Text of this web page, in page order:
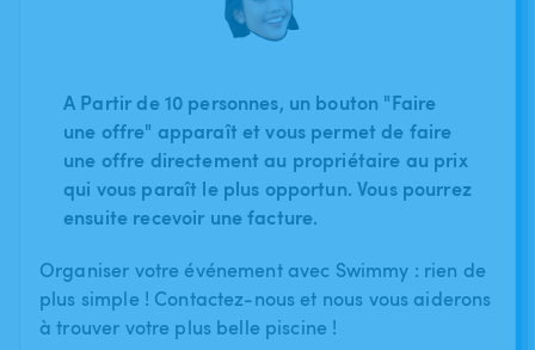
A Partir de 10 personnes, un bouton "Faire
une offre" apparaît et vous permet de faire
une offre directement au propriétaire au prix
qui vous paraît le plus opportun. Vous pourrez
ensuite recevoir une facture.
Organiser votre événement avec Swimmy : rien de
plus simple ! Contactez-nous et nous vous aiderons
à trouver votre plus belle piscine !